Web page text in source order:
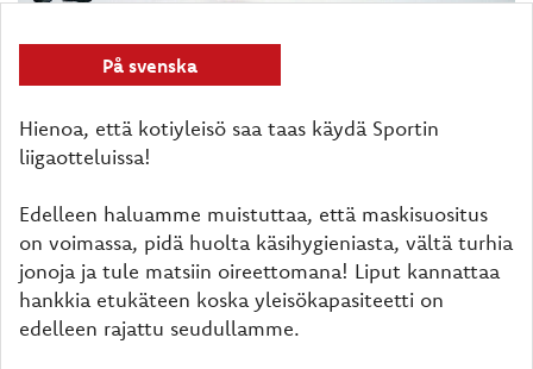
På svenska
Hienoa, että kotiyleisö saa taas käydä Sportin
liigaotteluissa!
Edelleen haluamme muistuttaa, että maskisuositus
on voimassa, pidä huolta käsihygieniasta, vältä turhia
jonoja ja tule matsiin oireettomana! Liput kannattaa
hankkia etukäteen koska yleisökapasiteetti on
edelleen rajattu seudullamme.